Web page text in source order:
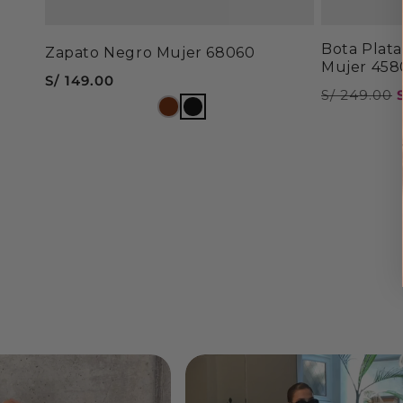
Zapato Negro Mujer 68060
Precio
S/ 149.00
Bota
Mujer
Precio
S/ 249.00